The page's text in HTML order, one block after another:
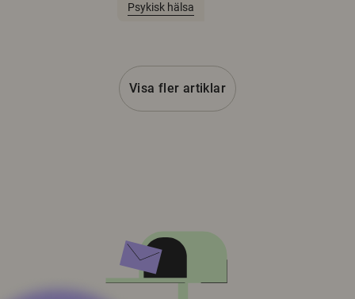
Psykisk hälsa
Visa fler artiklar